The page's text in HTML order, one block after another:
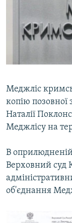
ВІДЕОУРОКИ
СВІДЧЕННЯ
УКРАЇНСЬКА
ЯК ОБІЙТИ
Русский
Усі сайти
Меджліс
копію позовної
Наталії
Меджлісу на
В оприлюдненій
Верховний суд
об'єднання